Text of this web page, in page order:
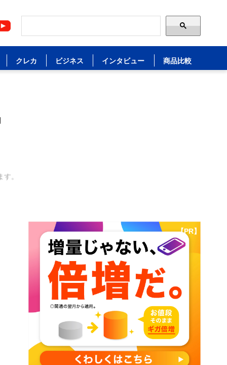
クレカ ビジネス インタビュー 商品比較
す。
【PR】